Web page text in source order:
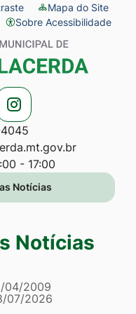
Mapa do Site
Sobre Acessibilidade
Acessar
a
Rede
Social
- 17:00
Notícias
Notícias
Todas
04/2009
07/2026